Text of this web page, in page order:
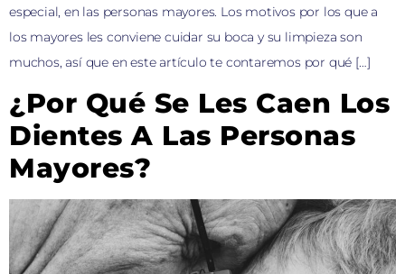
especial, en las personas mayores. Los motivos por los que a
los mayores les conviene cuidar su boca y su limpieza son
muchos, así que en este artículo te contaremos por qué […]
¿Por Qué Se Les Caen Los
Dientes A Las Personas
Mayores?